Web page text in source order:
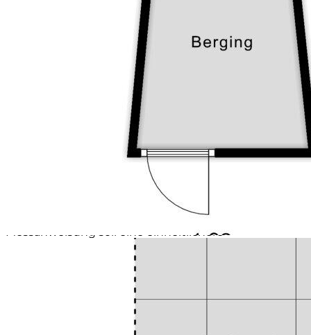
Umfeld und Einrichtungen
Der Maisberg befindet sich in der ruhigen, grünen
Wohngegend Weihoek (Tolberg). Der Stadtteil ist
bekannt für seine gepflegte Ausstrahlung, die breiten
Straßen und gute Einrichtungen. In der Nähe finden
Sie Geschäfte, Schulen, Sportanlagen und öffentliche
Verkehrsmittel. Auch das Zentrum von Roosendaal
erreicht man innerhalb weniger Minuten.
Stimmung und Zielgruppe
Die Atmosphäre dieser Wohnung ist warm, hell und
gemütlich. Perfekt für Singles, Paare oder junge
Familien, die gerne in Ruhe leben möchten, aber
trotzdem in der Nähe aller Einrichtungen sein wollen.
Die Messanweisung basiert auf der NEN2580. Die
Messanweisung soll eine einheitlichere
Messmethode einführen, um einen Indikator für die
Nutzfläche zu geben. Die Messanweisung schließt
Unterschiede in den Messergebnissen nicht
vollständig aus, beispielsweise durch
Interpretationsunterschiede, Rundungsfehler oder
Einschränkungen bei der Durchführung der